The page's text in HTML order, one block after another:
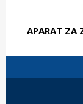
APARAT ZA